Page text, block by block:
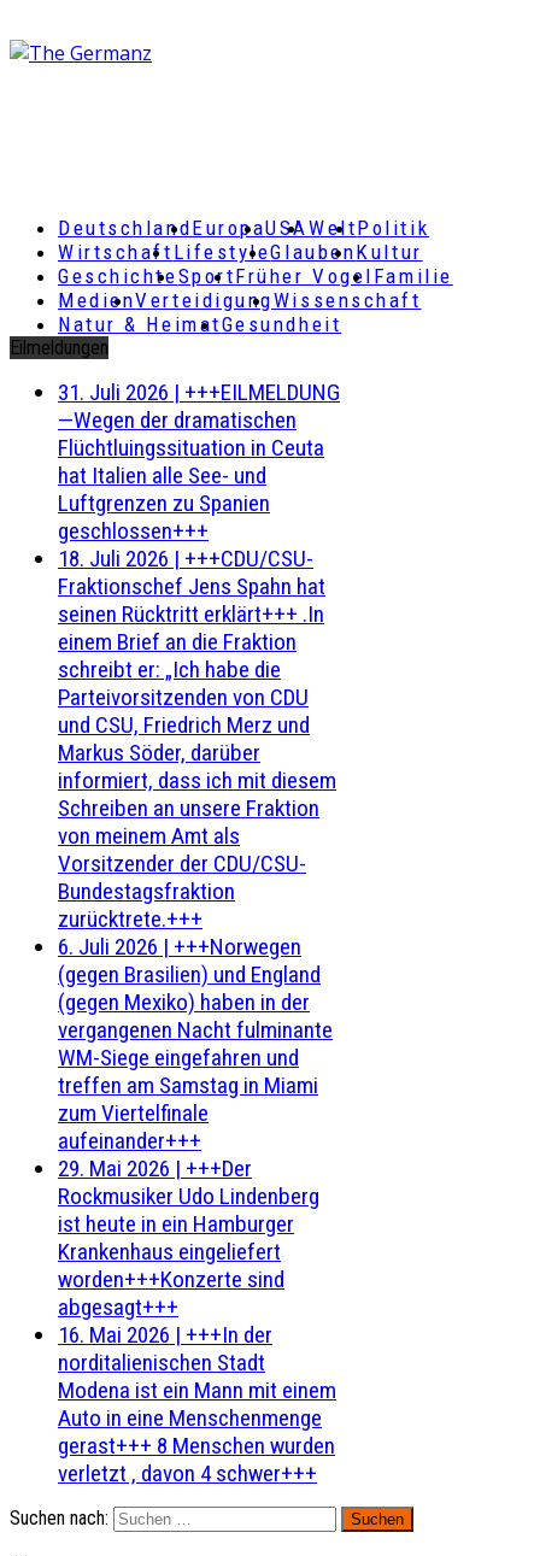
DeutschlandEuropaUSAWeltPolitik
Wirtschaft LifestyleGlaubenKultur
GeschichteSportFrüher Vogel Familie
MedienVerteidigungWissenschaft
Natur & HeimatGesundheit
Eilmeldungen
31. Juli 2026 | +++EILMELDUNG
—Wegen der dramatischen
Flüchtluingssituation in Ceuta
hat Italien alle See- und
Luftgrenzen zu Spanien
geschlossen+++
18. Juli 2026 | +++CDU/CSU-
Fraktionschef Jens Spahn hat
seinen Rücktritt erklärt+++ .In
einem Brief an die Fraktion
schreibt er: „Ich habe die
Parteivorsitzenden von CDU
und CSU, Friedrich Merz und
Markus Söder, darüber
informiert, dass ich mit diesem
Schreiben an unsere Fraktion
von meinem Amt als
Vorsitzender der CDU/CSU-
Bundestagsfraktion
zurücktrete.+++
6. Juli 2026 | +++Norwegen
(gegen Brasilien) und England
(gegen Mexiko) haben in der
vergangenen Nacht fulminante
WM-Siege eingefahren und
treffen am Samstag in Miami
zum Viertelfinale
aufeinander+++
29. Mai 2026 | +++Der
Rockmusiker Udo Lindenberg
ist heute in ein Hamburger
Krankenhaus eingeliefert
worden+++Konzerte sind
abgesagt+++
16. Mai 2026 | +++In der
norditalienischen Stadt
Modena ist ein Mann mit einem
Auto in eine Menschenmenge
gerast+++ 8 Menschen wurden
verletzt , davon 4 schwer+++
Suchen nach: